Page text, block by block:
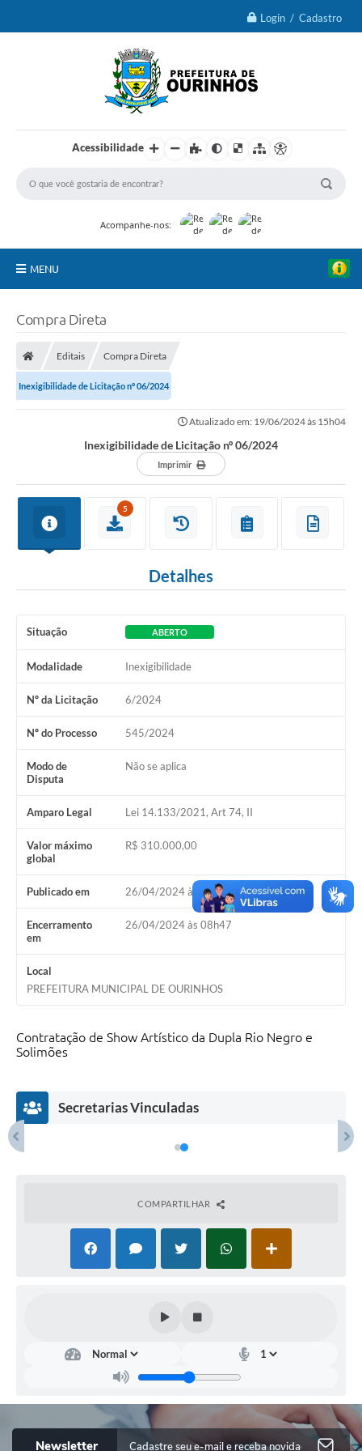
Login / Cadastro
Acessibilidade
Acompanhe-nos:
MENU
Portal da Transparência
Secretarias
Ouvidoria
Compra Direta
Editais Compra Direta
Inexigibilidade de Licitação nº 06/2024
Atualizado em: 19/06/2024 às 15h04
Inexigibilidade de Licitação nº 06/2024
Imprimir
5
Detalhes
Situação ABERTO
Modalidade Inexigibilidade
Nº da Licitação 6/2024
Nº do Processo 545/2024
Modo de
Disputa
Não se aplica
Amparo Legal Lei 14.133/2021, Art 74, II
Valor máximo
global
R$ 310.000,00
Publicado em 26/04/2024 às 08h47
Encerramento
em
26/04/2024 às 08h47
Local
PREFEITURA MUNICIPAL DE OURINHOS
Contratação de Show Artístico da Dupla Rio Negro e
Solimões
Secretarias Vinculadas
Jefer
o
COMPARTILHAR
Newsletter